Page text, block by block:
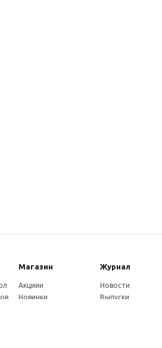
Магазин Журнал
Акциии
Новинки
Новости
Выпуски